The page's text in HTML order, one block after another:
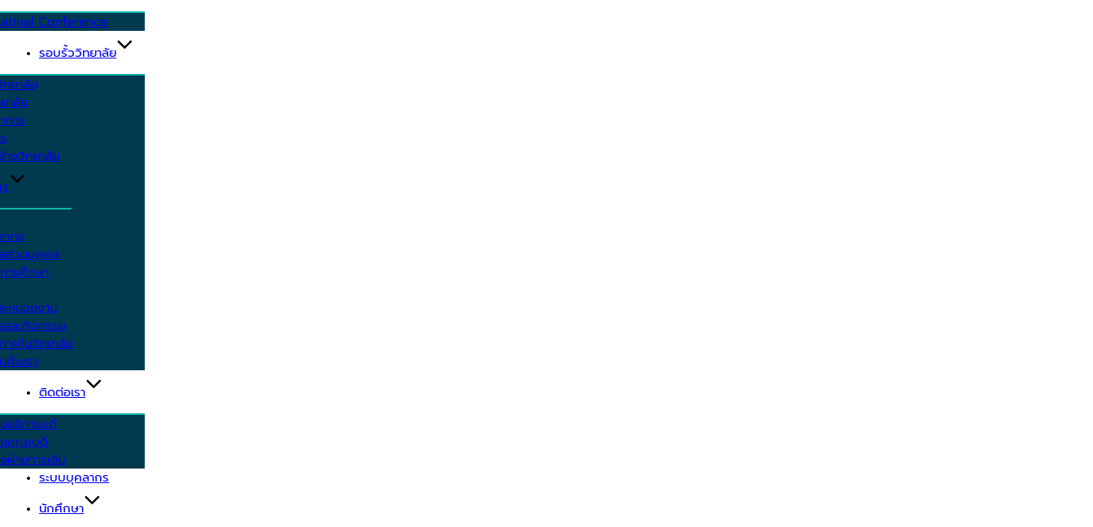
Conference
รอบรั้ววิทยาลัย
ทยาลัย
าลัย
การ
างวิทยาลัย
กร
ส่วนบุคคล
ารศึกษา
หน่วยงาน
และกิจกรรม
าศในวิทยาลัย
กับเรา
ติดต่อเรา
อธิการบดี
คณะบดี
ฝ่ายการเงิน
ระบบบุคลากร
นักศึกษา